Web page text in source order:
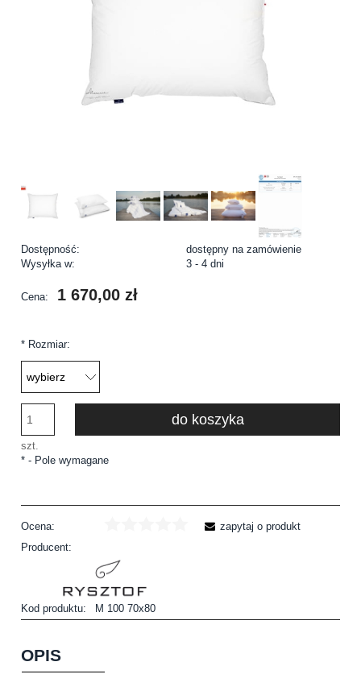
Dostępność:
dostępny na zamówienie
Wysyłka w:
3 - 4 dni
Cena: 1 670,00 zł
* Rozmiar:
szt.
do koszyka
* - Pole wymagane
Ocena:
Producent:
Kod produktu: M 100 70x80
zapytaj o produkt
OPIS